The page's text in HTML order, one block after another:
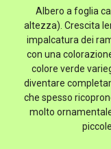
Albero a foglia
altezza). Crescita
impalcatura dei
con una
colore verde
diventare
che spesso
molto